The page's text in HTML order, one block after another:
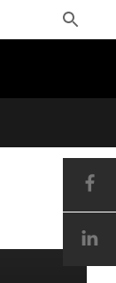
Toggle
Search